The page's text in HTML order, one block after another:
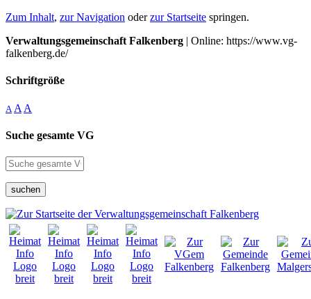
Zum Inhalt, zur Navigation oderzur Startseite springen.
Verwaltungsgemeinschaft Falkenberg | Online: https://www.vg-
falkenberg.de/
Schriftgröße
A A A
Suche gesamte VG
suchen